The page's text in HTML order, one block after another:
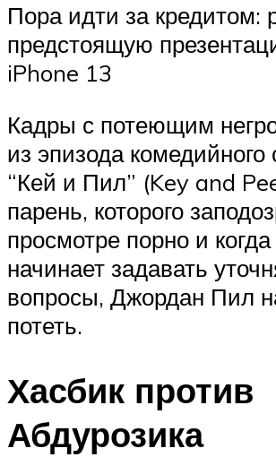
Пора идти за кредитом:
предстоящую
iPhone 13
Кадры с потеющим
из эпизода комедийного
“Кей и Пил” (Key and
парень, которого
просмотре порно и
начинает задавать
вопросы, Джордан Пил
потеть.
Хасбик против
Абдурозика